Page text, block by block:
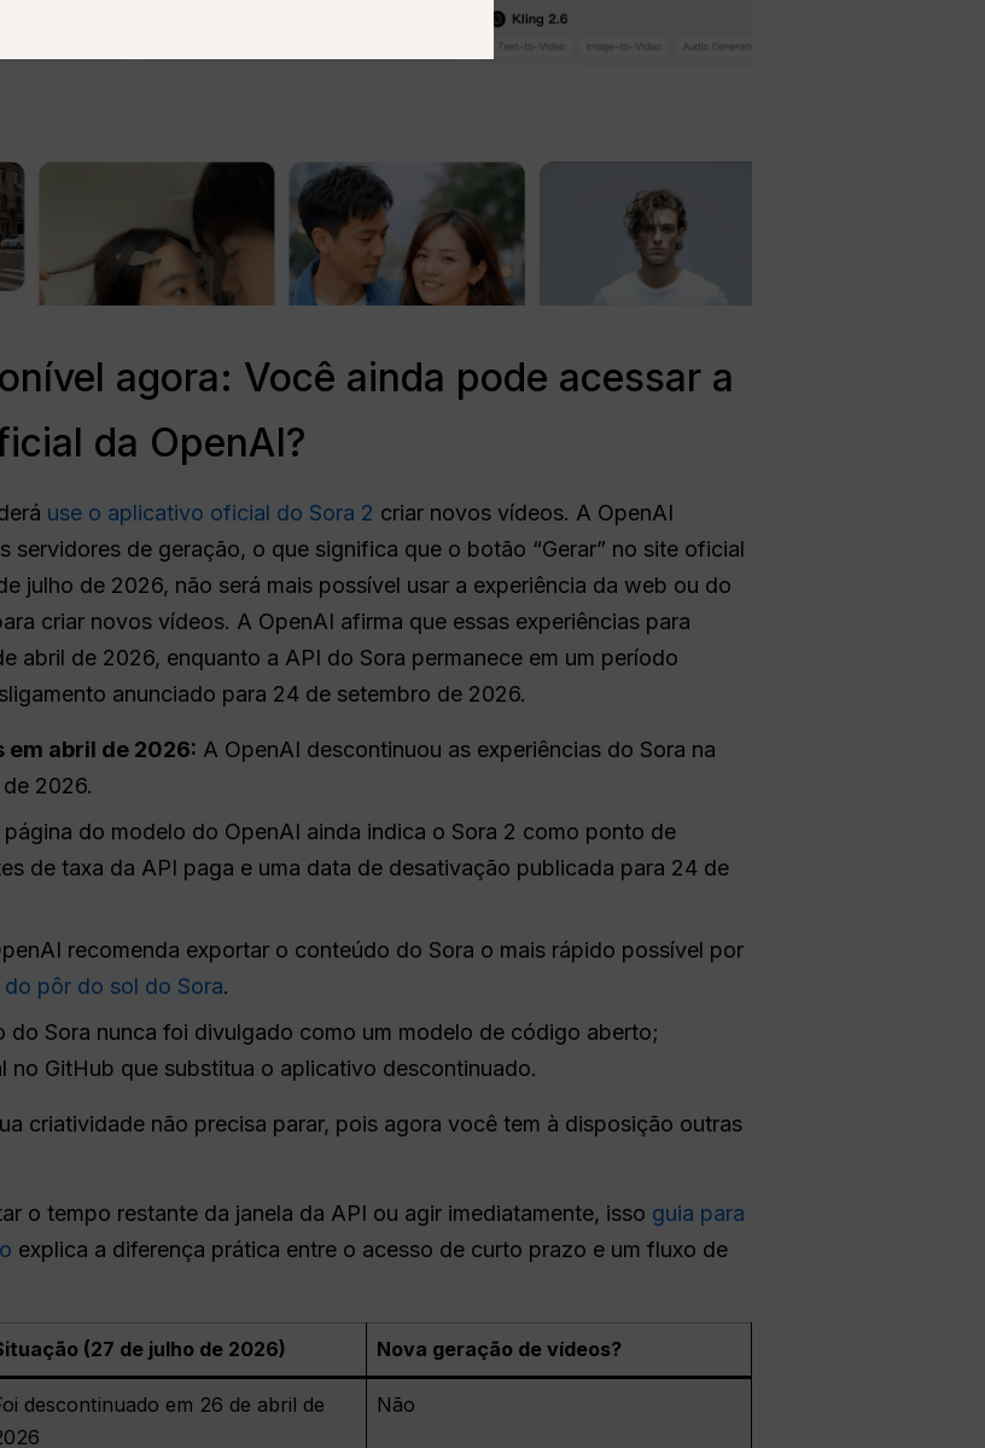
agora: Você ainda pode acessar a
da OpenAI?
use o aplicativo oficial do Sora 2 criar novos vídeos. A OpenAI
servidores de geração, o que significa que o botão “Gerar” no site oficial
julho de 2026, não será mais possível usar a experiência da web ou do
criar novos vídeos. A OpenAI afirma que essas experiências para
abril de 2026, enquanto a API do Sora permanece em um período
anunciado para 24 de setembro de 2026.
em abril de 2026: A OpenAI descontinuou as experiências do Sora na
2026.
página do modelo do OpenAI ainda indica o Sora 2 como ponto de
de taxa da API paga e uma data de desativação publicada para 24 de
recomenda exportar o conteúdo do Sora o mais rápido possível por
pôr do sol do Sora.
do Sora nunca foi divulgado como um modelo de código aberto;
no GitHub que substitua o aplicativo descontinuado.
criatividade não precisa parar, pois agora você tem à disposição outras
o tempo restante da janela da API ou agir imediatamente, isso guia para
explica a diferença prática entre o acesso de curto prazo e um fluxo de
(27 de julho de 2026) Nova geração de vídeos?
descontinuado em 26 de abril de
Não